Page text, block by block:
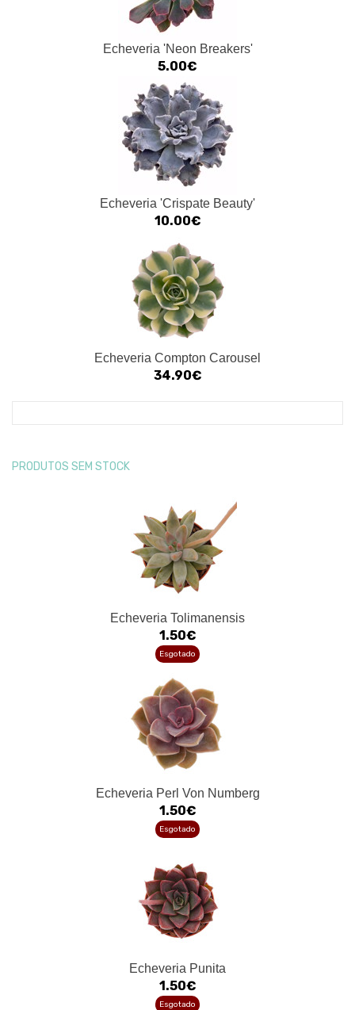
Echeveria 'Neon Breakers'
5.00€
Echeveria 'Crispate Beauty'
10.00€
Echeveria Compton Carousel
34.90€
PRODUTOS SEM STOCK
Echeveria Tolimanensis
1.50€
Esgotado
Echeveria Perl Von Numberg
1.50€
Esgotado
Echeveria Punita
1.50€
Esgotado